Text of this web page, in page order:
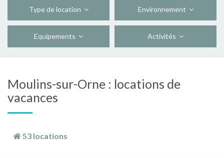
Type de location Environnement
Equipements Activités
Moulins-sur-Orne : locations de
vacances
53 locations